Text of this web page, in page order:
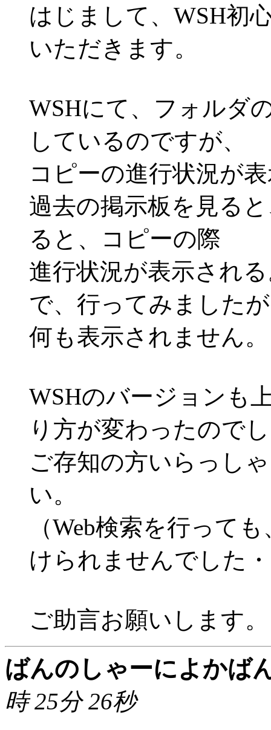
はじまして、WSH初
いただきます。
WSHにて、フォルダ
しているのですが、
コピーの進行状況が
過去の掲示板を見る
ると、コピーの際
進行状況が表示され
で、行ってみましたが
何も表示されません。
WSHのバージョンも
り方が変わったので
ご存知の方いらっし
い。
（Web検索を行って
けられませんでした
ご助言お願いします。
ばんのしゃーによかば
時 25分 26秒